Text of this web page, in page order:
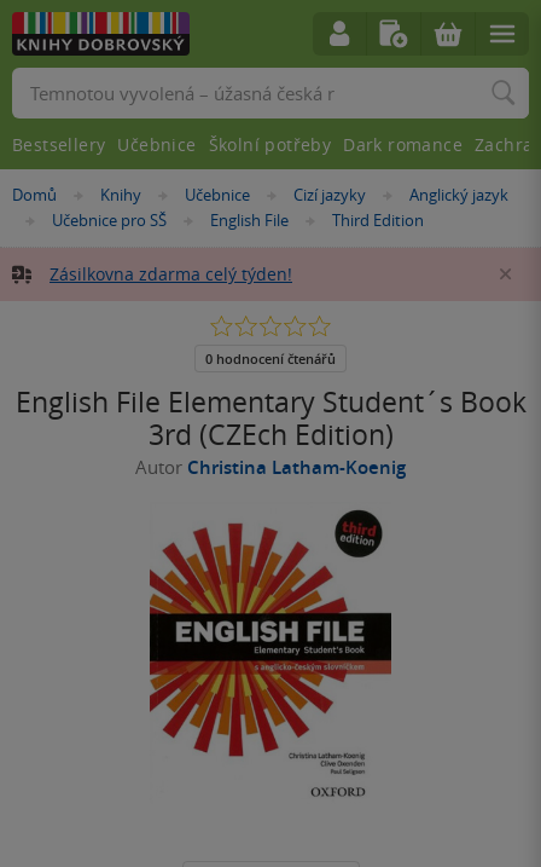
Nacházíte
Domů »Knihy »Učebnice »Cizí jazyky »Anglický jazyk
»
Učebnice pro SŠ »
English File »
Third Edition
Zásilkovna zdarma celý týden!
English File Elementary Student´s Book
3rd (CZEch Edition)
Autor Christina Latham-Koenig
0.0
5
0 hodnocení čtenářů
Vyhledávání
Bestsellery Učebnice Školní potřeby Dark romance